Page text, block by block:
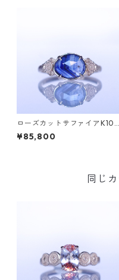
ローズカットサファイアK10リ
ング MALWA (マルワ)[M243]
¥85,800
同じ